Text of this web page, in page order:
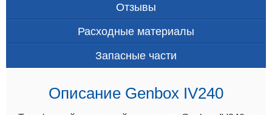
Отзывы
Расходные материалы
Запасные части
Описание Genbox IV240